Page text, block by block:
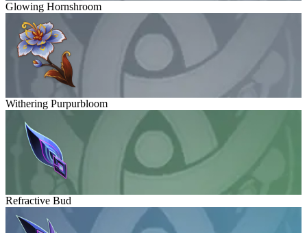
Glowing Hornshroom
Withering Purpurbloom
Refractive Bud